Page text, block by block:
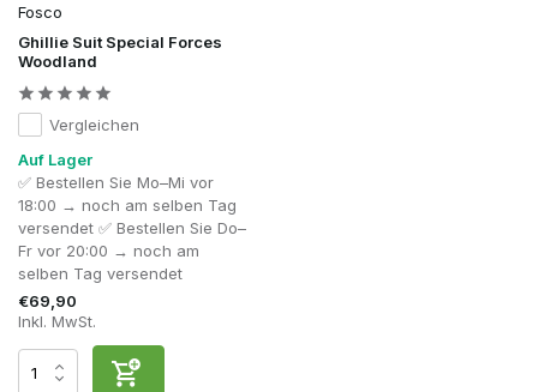
Fosco
Ghillie Suit Special Forces
Woodland
Vergleichen
Auf Lager
✅ Bestellen Sie Mo–Mi vor
18:00 → noch am selben Tag
versendet ✅ Bestellen Sie Do–
Fr vor 20:00 → noch am
selben Tag versendet
€69,90
Inkl. MwSt.